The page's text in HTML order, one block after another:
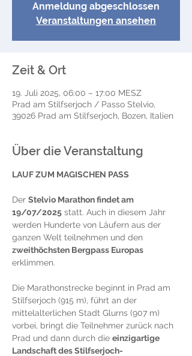
Anmeldung abgeschlossen
Veranstaltungen ansehen
Zeit & Ort
19. Juli 2025, 06:00 – 17:00 MESZ
Prad am Stilfserjoch / Passo Stelvio,
39026 Prad am Stilfserjoch, Bozen, Italien
Über die Veranstaltung
LAUF ZUM MAGISCHEN PASS
Der Stelvio Marathon findet am
19/07/2025 statt. Auch in diesem Jahr
werden Hunderte von Läufern aus der
ganzen Welt teilnehmen und den
zweithöchsten Bergpass Europas
erklimmen.
Die Marathonstrecke beginnt in Prad am
Stilfserjoch (915 m), führt an der
mittelalterlichen Stadt Glurns (907 m)
vorbei, bringt die Teilnehmer zurück nach
Prad und dann durch die einzigartige
Landschaft des Stilfserjoch-